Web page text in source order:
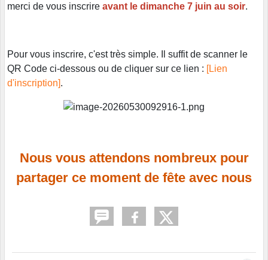
merci de vous inscrire avant le dimanche 7 juin au soir.
Pour vous inscrire, c'est très simple. Il suffit de scanner le
QR Code ci-dessous ou de cliquer sur ce lien : [Lien
d'inscription].
Nous vous attendons nombreux pour
partager ce moment de fête avec nous